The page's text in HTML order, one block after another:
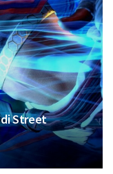
di Street